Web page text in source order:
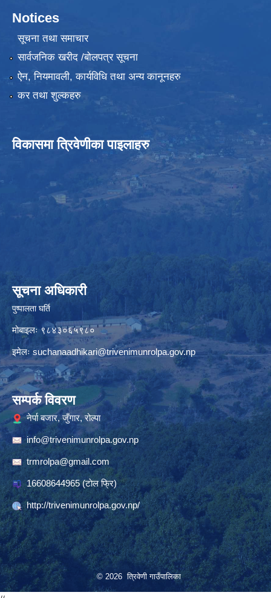
Notices
सूचना तथा समाचार
सार्वजनिक खरीद /बोलपत्र सूचना
ऐन, नियमावली, कार्यविधि तथा अन्य कानूनहरु
कर तथा शुल्कहरु
विकासमा त्रिवेणीका पाइलाहरु
सूचना अधिकारी
पुष्पालता घर्ति
मोबाइलः ९८४३०६५९८०
इमेलःsuchanaadhikari@trivenimunrolpa.gov.np
सम्पर्क विवरण
नेर्पा बजार, जुँगार, रोल्पा
info@trivenimunrolpa.gov.np
trmrolpa@gmail.com
16608644965(टाेल फ्रि)
http://trivenimunrolpa.gov.np/
© 2026 त्रिवेणी गाउँपालिका